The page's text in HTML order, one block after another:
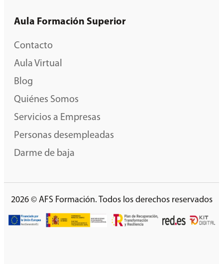
Aula Formación Superior
Contacto
Aula Virtual
Blog
Quiénes Somos
Servicios a Empresas
Personas desempleadas
Darme de baja
2026 © AFS Formación. Todos los derechos reservados